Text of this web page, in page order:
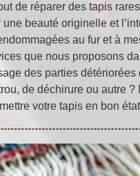
de réparer des tapis
beauté originelle et
au fur et à
que nous proposons
des parties détériorées
de déchirure ou autre ?
votre tapis en bon